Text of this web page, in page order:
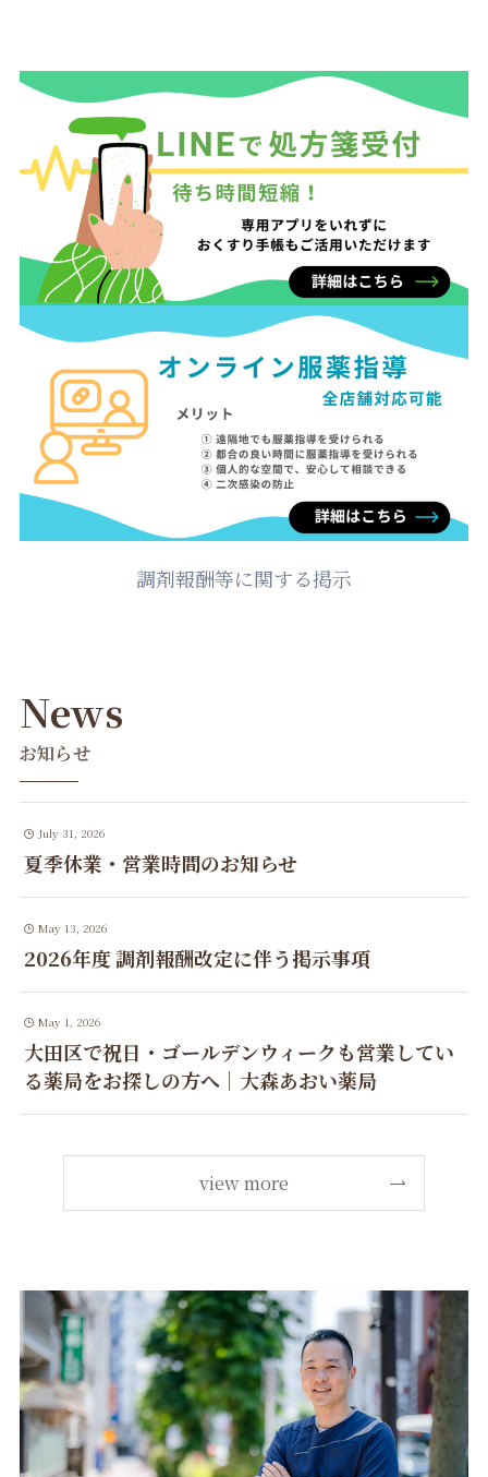
調剤報酬等に関する掲示
News
お知らせ
July 31, 2026
夏季休業・営業時間のお知らせ
May 13, 2026
2026年度 調剤報酬改定に伴う掲示事項
May 1, 2026
大田区で祝日・ゴールデンウィークも営業してい
る薬局をお探しの方へ｜大森あおい薬局
view more